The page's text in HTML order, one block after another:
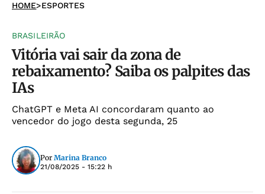
HOME>ESPORTES
BRASILEIRÃO
Vitória vai sair da zona de
rebaixamento? Saiba os palpites das
IAs
ChatGPT e Meta AI concordaram quanto ao
vencedor do jogo desta segunda, 25
Por Marina Branco
21/08/2025 - 15:22 h